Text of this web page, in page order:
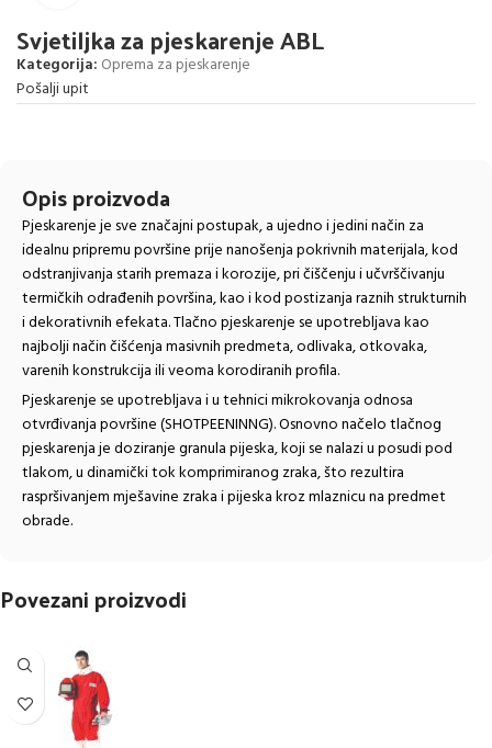
Svjetiljka za pjeskarenje ABL
Kategorija: Oprema za pjeskarenje
Pošalji upit
Opis proizvoda
Pjeskarenje je sve značajni postupak, a ujedno i jedini način za
idealnu pripremu površine prije nanošenja pokrivnih materijala, kod
odstranjivanja starih premaza i korozije, pri čiščenju i učvrščivanju
termičkih odrađenih površina, kao i kod postizanja raznih strukturnih
i dekorativnih efekata. Tlačno pjeskarenje se upotrebljava kao
najbolji način čišćenja masivnih predmeta, odlivaka, otkovaka,
varenih konstrukcija ili veoma korodiranih profila.
Pjeskarenje se upotrebljava i u tehnici mikrokovanja odnosa
otvrđivanja površine (SHOTPEENINNG). Osnovno načelo tlačnog
pjeskarenja je doziranje granula pijeska, koji se nalazi u posudi pod
tlakom, u dinamički tok komprimiranog zraka, što rezultira
raspršivanjem mješavine zraka i pijeska kroz mlaznicu na predmet
obrade.
Povezani proizvodi